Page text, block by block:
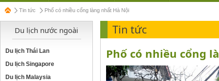
Tin tức Phố có nhiều cổng làng nhất Hà Nội
Du lịch nước ngoài
Du lịch Thái Lan
Du lịch Singapore
Du lịch Malaysia
Tin tức
Phố có nhiều cổng